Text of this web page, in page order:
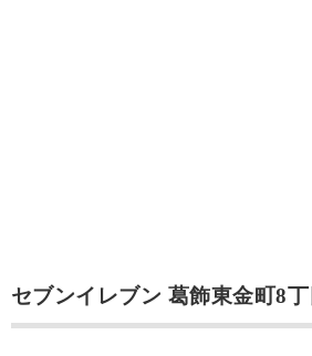
セブンイレブン 葛飾東金町8